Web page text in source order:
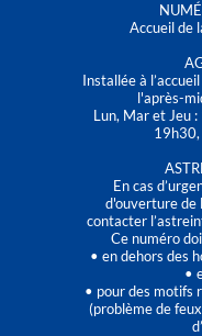
Accueil de
Installée à
l'après-
Lun, Mar et Jeu
En cas
d'ouverture de
contacter
Ce numéro
• en dehors des
•
• pour des motifs
(problème de